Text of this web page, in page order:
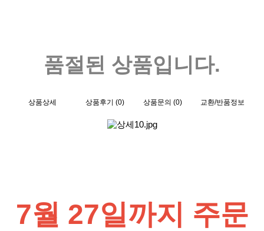
품절된 상품입니다.
상품상세 상품후기 (0) 상품문의 (0) 교환/반품정보
7월 27일까지 주문